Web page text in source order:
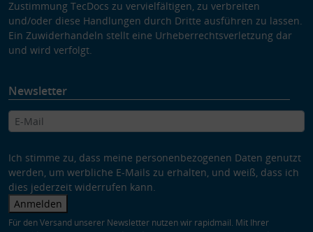
Zustimmung TecDocs zu vervielfältigen, zu verbreiten
und/oder diese Handlungen durch Dritte ausführen zu lassen.
Ein Zuwiderhandeln stellt eine Urheberrechtsverletzung dar
und wird verfolgt.
Newsletter
Ich stimme zu, dass meine personenbezogenen Daten genutzt
werden, um werbliche E-Mails zu erhalten, und weiß, dass ich
dies jederzeit widerrufen kann.
Anmelden
Für den Versand unserer Newsletter nutzen wir rapidmail. Mit Ihrer